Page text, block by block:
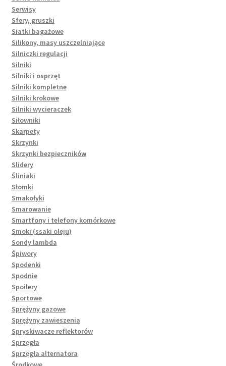
Serwisy
Sfery, gruszki
Siatki bagażowe
Silikony, masy uszczelniające
Silniczki regulacji
Silniki
Silniki i osprzęt
Silniki kompletne
Silniki krokowe
Silniki wycieraczek
Siłowniki
Skarpety
Skrzynki
Skrzynki bezpieczników
Slidery
Śliniaki
Słomki
Smakołyki
Smarowanie
Smartfony i telefony komórkowe
Smoki (ssaki oleju)
Sondy lambda
Śpiwory
Spodenki
Spodnie
Spoilery
Sportowe
Sprężyny gazowe
Sprężyny zawieszenia
Spryskiwacze reflektorów
Sprzęgła
Sprzęgła alternatora